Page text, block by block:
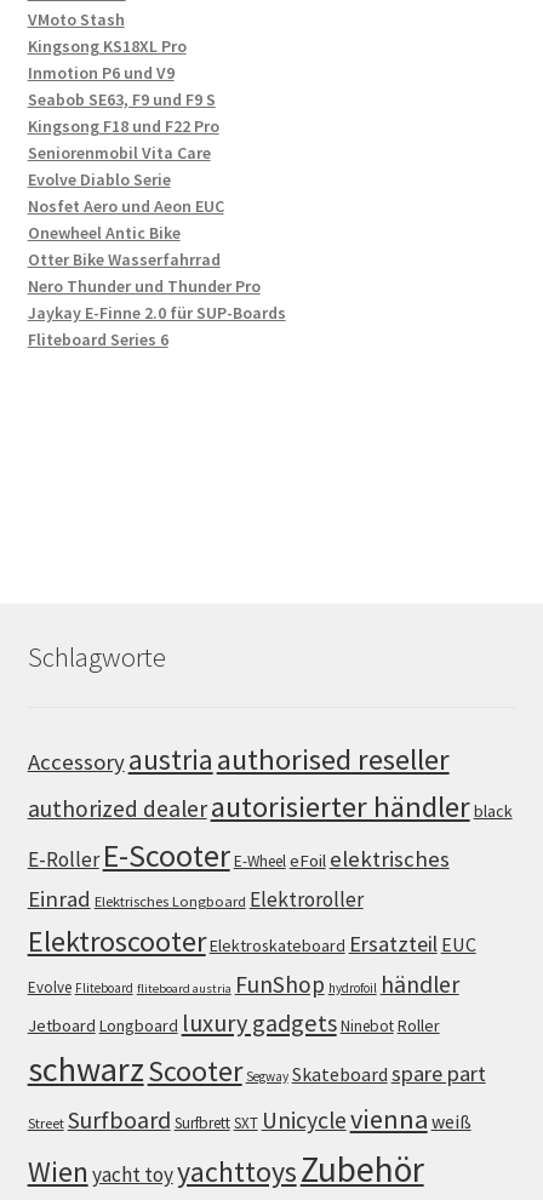
VMoto Stash
Kingsong KS18XL Pro
Inmotion P6 und V9
Seabob SE63, F9 und F9 S
Kingsong F18 und F22 Pro
Seniorenmobil Vita Care
Evolve Diablo Serie
Nosfet Aero und Aeon EUC
Onewheel Antic Bike
Otter Bike Wasserfahrrad
Nero Thunder und Thunder Pro
Jaykay E-Finne 2.0 für SUP-Boards
Fliteboard Series 6
Schlagworte
Accessoryaustria authorised reseller
authorized dealerautorisierter händlerblack
E-Roller E-ScooterE-WheeleFoil elektrisches
Einrad Elektrisches Longboard Elektroroller
ElektroscooterElektroskateboard Ersatzteil EUC
Evolve Fliteboard fliteboard austria FunShop hydrofoil händler
Jetboard Longboard luxury gadgetsNinebotRoller
schwarzScooter Segway Skateboard spare part
Street Surfboard SurfbrettSXT Unicyclevienna weiß
Wien yacht toyyachttoysZubehör